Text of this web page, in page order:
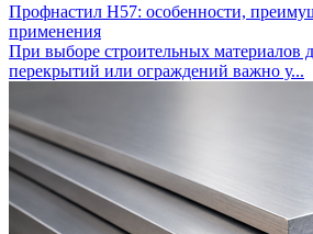
Профнастил Н57: особенности,
применения
При выборе строительных материалов
перекрытий или ограждений важно у...